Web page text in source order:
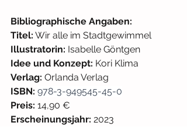
Bibliographische Angaben:
Titel: Wir alle im Stadtgewimmel
Illustratorin: Isabelle Göntgen
Idee und Konzept: Kori Klima
Verlag: Orlanda Verlag
ISBN: 978-3-949545-45-0
Preis: 14,90 €
Erscheinungsjahr: 2023